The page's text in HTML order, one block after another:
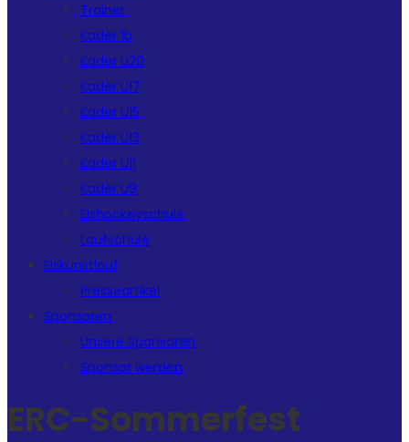
Trainer
Kader 1b
Kader U20
Kader U17
Kader U15
Kader U13
Kader U11
Kader U9
Eishockeyschule
Laufschule
Eiskunstlauf
Presseartikel
Sponsoren
Unsere Sponsoren
Sponsor werden
ERC-Sommerfest